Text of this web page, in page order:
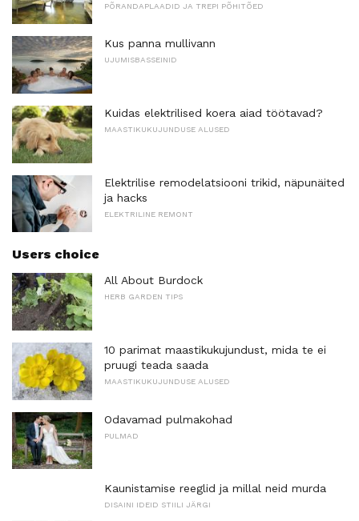
PÕRANDAPLAADID JA TREPI PÕHITÕED
Kus panna mullivann
UJUMISBASSEINID
Kuidas elektrilised koera aiad töötavad?
MAASTIKUKUJUNDUSE ALUSED
Elektrilise remodelatsiooni trikid, näpunäited
ja hacks
ELEKTRILINE REMONT
Users choice
All About Burdock
HERB GARDEN TIPS
10 parimat maastikukujundust, mida te ei
pruugi teada saada
MAASTIKUKUJUNDUSE ALUSED
Odavamad pulmakohad
PULMAD
Kaunistamise reeglid ja millal neid murda
DISAINI IDEID STIILI JÄRGI